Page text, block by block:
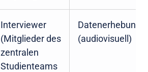
Interviewer
(Mitglieder des
zentralen
Studienteams
Datenerhebung
(audiovisuell)